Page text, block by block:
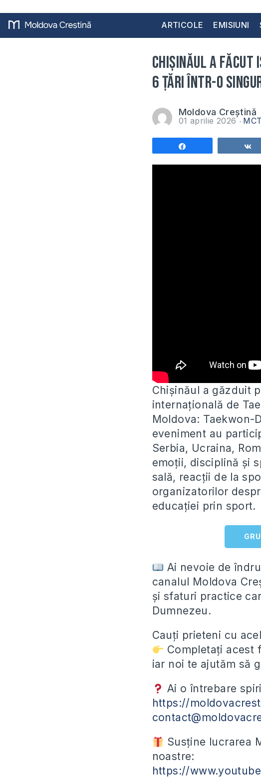
ARTICOLE EMISIUNI
Chișinăul a făcut
6 țări într-o
Moldova Creștină
01 aprilie 2026
Chișinăul a găzduit
internațională de
Moldova: Taekwon-
eveniment au
Serbia, Ucraina,
emoții, disciplină și
sală, reacții de la
organizatorilor
educației prin sport.
Ai nevoie de
canalul Moldova
și sfaturi practice
Dumnezeu.
Cauți prieteni cu
Completați acest
iar noi te ajutăm să
Ai o întrebare
https://
Susține lucrarea
noastre:
https://